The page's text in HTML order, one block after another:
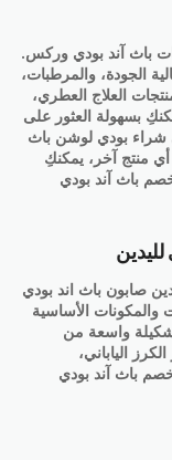
باث آند بودي وركس.
الجودة، والمرطبات،
العلاج العطري،
بسهولة العثور على
شراء بودي لوشن باث
منتج آخر، يمكنكِ
باث آند بودي
صابون باث اند بودي
والمكونات الأساسية
واسعة من
الياباني،
باث آند بودي